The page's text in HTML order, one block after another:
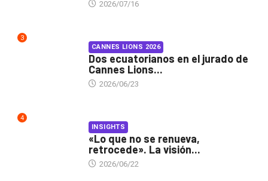
2026/07/16
3
CANNES LIONS 2026
Dos ecuatorianos en el jurado de
Cannes Lions...
2026/06/23
4
INSIGHTS
«Lo que no se renueva,
retrocede». La visión...
2026/06/22